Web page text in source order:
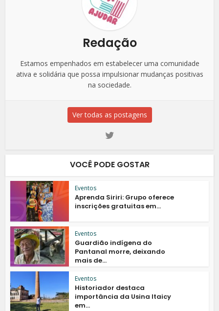
Redação
Estamos empenhados em estabelecer uma comunidade
ativa e solidária que possa impulsionar mudanças positivas
na sociedade.
Ver todas as postagens
VOCÊ PODE GOSTAR
Eventos
Aprenda Siriri: Grupo oferece
inscrições gratuitas em...
Eventos
Guardião indígena do
Pantanal morre, deixando
mais de...
Eventos
Historiador destaca
importância da Usina Itaicy
em...